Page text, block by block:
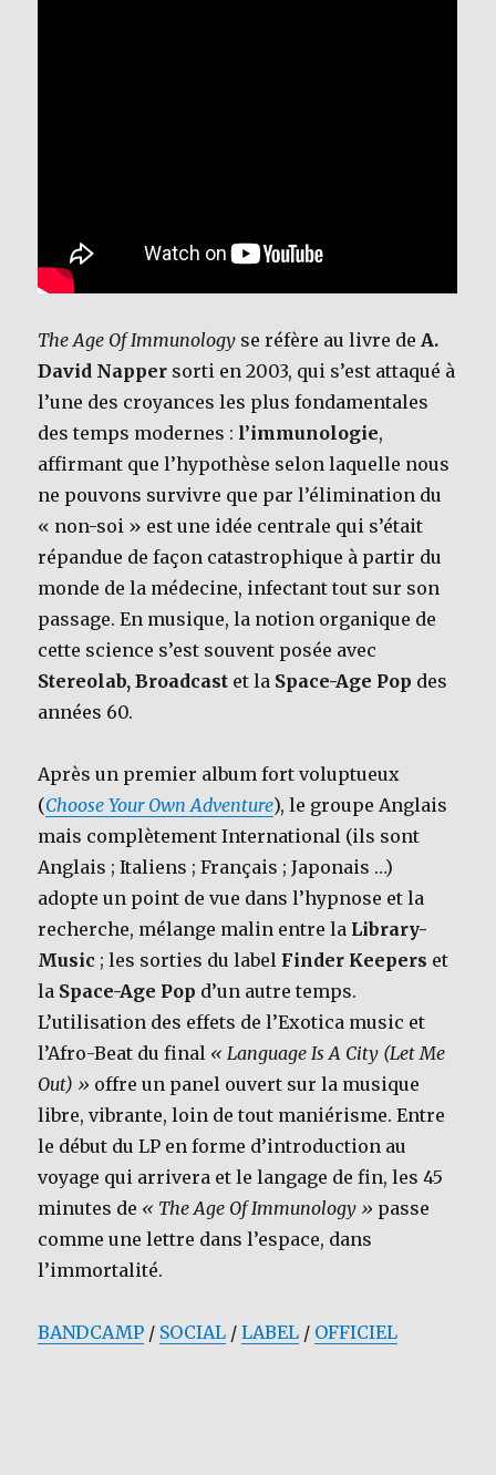
The Age Of Immunology se réfère au livre deA.
David Napper sorti en 2003, qui s’est attaqué à
l’une des croyances les plus fondamentales
des temps modernes : l’immunologie,
affirmant que l’hypothèse selon laquelle nous
ne pouvons survivre que par l’élimination du
« non-soi » est une idée centrale qui s’était
répandue de façon catastrophique à partir du
monde de la médecine, infectant tout sur son
passage. En musique, la notion organique de
cette science s’est souvent posée avec
Stereolab, Broadcast et la Space-Age Pop des
années 60.
Après un premier album fort voluptueux
(Choose Your Own Adventure), le groupe Anglais
mais complètement International (ils sont
Anglais ; Italiens ; Français ; Japonais …)
adopte un point de vue dans l’hypnose et la
recherche, mélange malin entre la Library-
Music ; les sorties du label Finder Keepers et
la Space-Age Pop d’un autre temps.
L’utilisation des effets de l’Exotica music et
l’Afro-Beat du final « Language Is A City (Let Me
Out) » offre un panel ouvert sur la musique
libre, vibrante, loin de tout maniérisme. Entre
le début du LP en forme d’introduction au
voyage qui arrivera et le langage de fin, les 45
minutes de « The Age Of Immunology » passe
comme une lettre dans l’espace, dans
l’immortalité.
BANDCAMP / SOCIAL /LABEL / OFFICIEL